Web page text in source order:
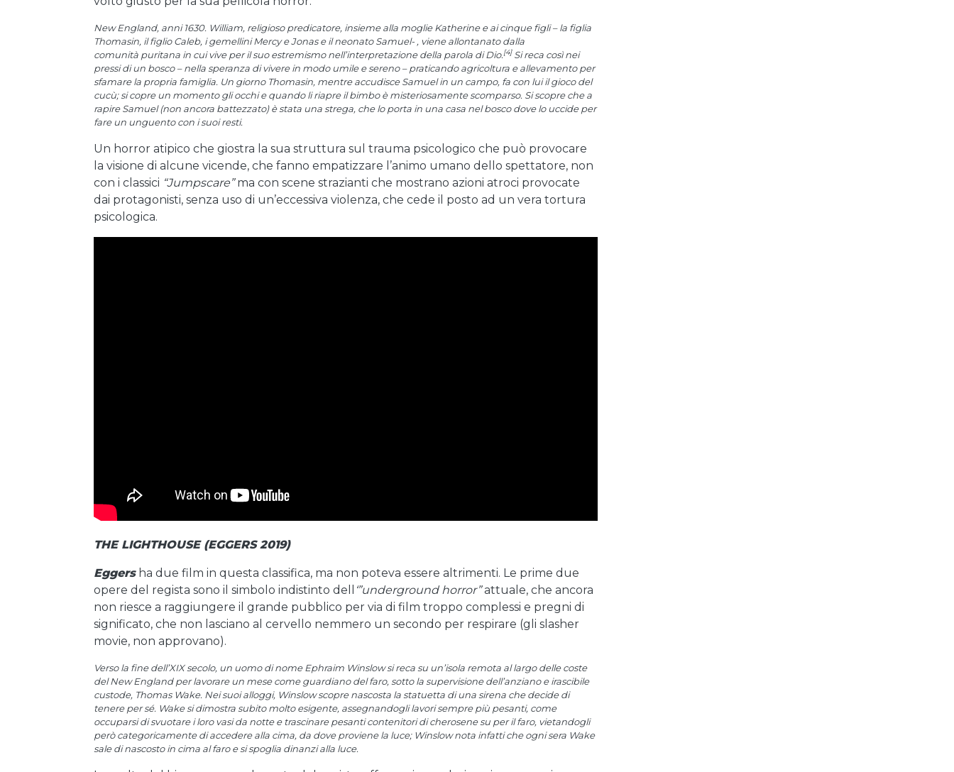
New England, anni 1630. William, religioso predicatore, insieme alla moglie Katherine e ai cinque figli – la figlia
Thomasin, il figlio Caleb, i gemellini Mercy e Jonas e il neonato Samuel- , viene allontanato dalla
comunità puritana in cui vive per il suo estremismo nell’interpretazione della parola di Dio.[4]Si reca così nei
pressi di un bosco – nella speranza di vivere in modo umile e sereno – praticando agricoltura e allevamento per
sfamare la propria famiglia. Un giorno Thomasin, mentre accudisce Samuel in un campo, fa con lui il gioco del
cucù; si copre un momento gli occhi e quando li riapre il bimbo è misteriosamente scomparso. Si scopre che a
rapire Samuel (non ancora battezzato) è stata una strega, che lo porta in una casa nel bosco dove lo uccide per
fare un unguento con i suoi resti.
Un horror atipico che giostra la sua struttura sul trauma psicologico che può provocare
la visione di alcune vicende, che fanno empatizzare l’animo umano dello spettatore, non
con i classici “Jumpscare”ma con scene strazianti che mostrano azioni atroci provocate
dai protagonisti, senza uso di un’eccessiva violenza, che cede il posto ad un vera tortura
psicologica.
THE LIGHTHOUSE (EGGERS 2019)
Eggersha due film in questa classifica, ma non poteva essere altrimenti. Le prime due
opere del regista sono il simbolo indistinto dell
‘”underground horror”attuale, che ancora
non riesce a raggiungere il grande pubblico per via di film troppo complessi e pregni di
significato, che non lasciano al cervello nemmero un secondo per respirare (gli slasher
movie, non approvano).
Verso la fine dell’XIX secolo, un uomo di nome Ephraim Winslow si reca su un’isola remota al largo delle coste
del New England per lavorare un mese come guardiano del faro, sotto la supervisione dell’anziano e irascibile
custode, Thomas Wake. Nei suoi alloggi, Winslow scopre nascosta la statuetta di una sirena che decide di
tenere per sé. Wake si dimostra subito molto esigente, assegnandogli lavori sempre più pesanti, come
occuparsi di svuotare i loro vasi da notte e trascinare pesanti contenitori di cherosene su per il faro, vietandogli
però categoricamente di accedere alla cima, da dove proviene la luce; Winslow nota infatti che ogni sera Wake
sale di nascosto in cima al faro e si spoglia dinanzi alla luce.